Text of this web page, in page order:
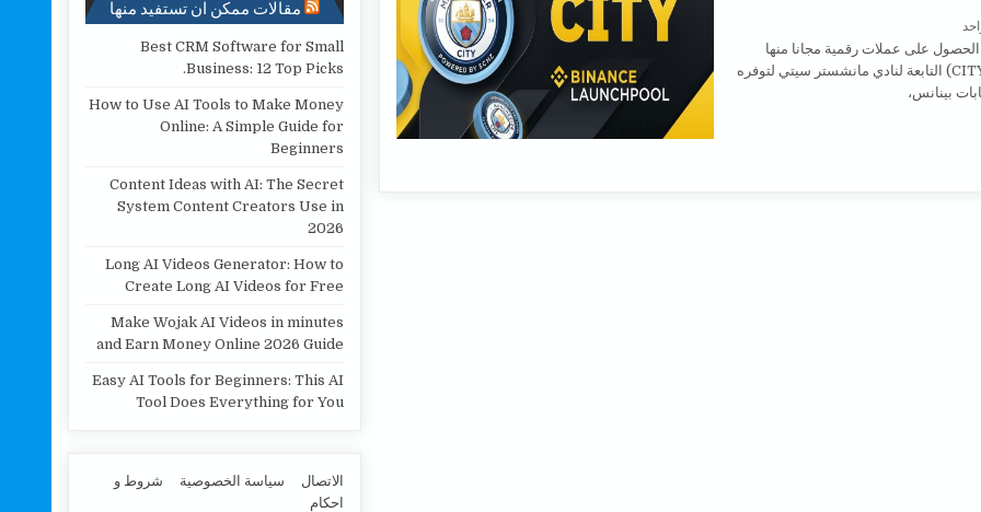
على الحصول على عملات رقمية مجانا الحصول على عملة CITY على بينانس و عملات اخرى.
على عملات رقمية مجانا منها
الجديدة عملة (CITY) التابعة لنادي مانشستر سيتي لتوفره
بينانس،
مقالات ممكن ان تستفيد منها
Best CRM Software for Small
Business: 12 Top Picks.
How to Use AI Tools to Make Money
Online: A Simple Guide for
Beginners
Content Ideas with AI: The Secret
System Content Creators Use in
2026
Long AI Videos Generator: How to
Create Long AI Videos for Free
Make Wojak AI Videos in minutes
and Earn Money Online 2026 Guide
Easy AI Tools for Beginners: This AI
Tool Does Everything for You
الاتصال سياسة الخصوصية
شروط و
احكام